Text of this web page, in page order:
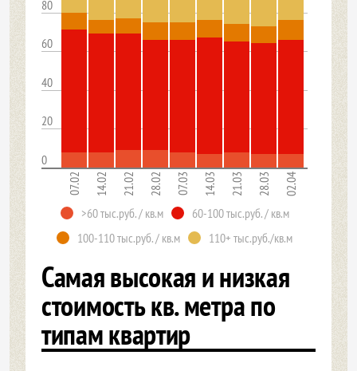
80
60
40
20
0
07.02 14.02 21.02 28.02 07.03 14.03 21.03 28.03 02.04
>60 тыс.руб. / кв.м
60-100 тыс.руб. / кв.м
100-110 тыс.руб. / кв.м
110+ тыс.руб./кв.м
Самая высокая и низкая
стоимость кв. метра по
типам квартир